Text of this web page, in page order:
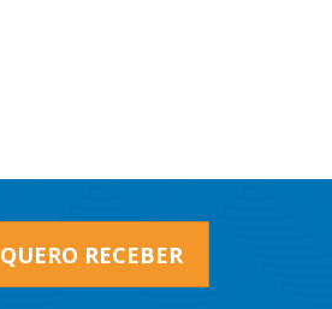
QUERO RECEBER